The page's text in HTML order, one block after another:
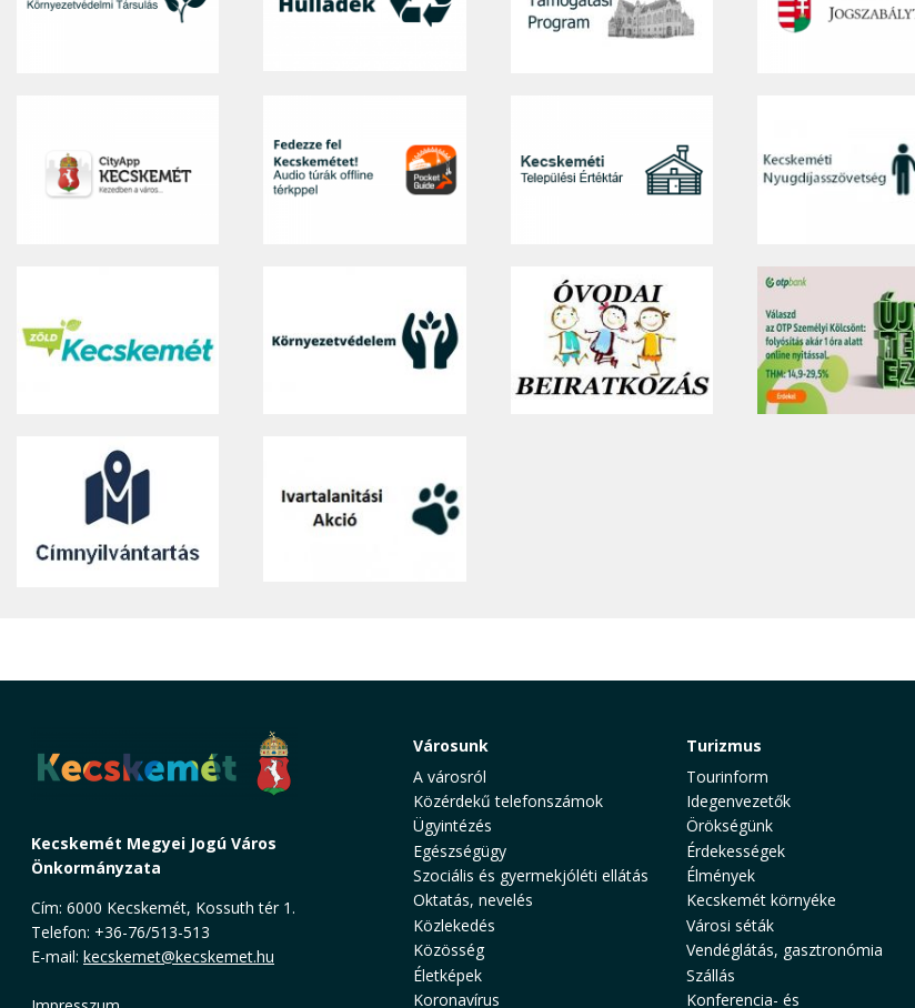
Kecskemét Megyei Jogú Város
Önkormányzata
Cím: 6000 Kecskemét, Kossuth tér 1.
Telefon: +36-76/513-513
E-mail: kecskemet@kecskemet.hu
Városunk
A városról
Közérdekű telefonszámok
Ügyintézés
Egészségügy
Szociális és gyermekjóléti ellátás
Oktatás, nevelés
Közlekedés
Közösség
Életképek
Koronavírus
Turizmus
Tourinform
Idegenvezetők
Örökségünk
Érdekességek
Élmények
Kecskemét környéke
Városi séták
Vendéglátás, gasztronómia
Szállás
Konferencia- és